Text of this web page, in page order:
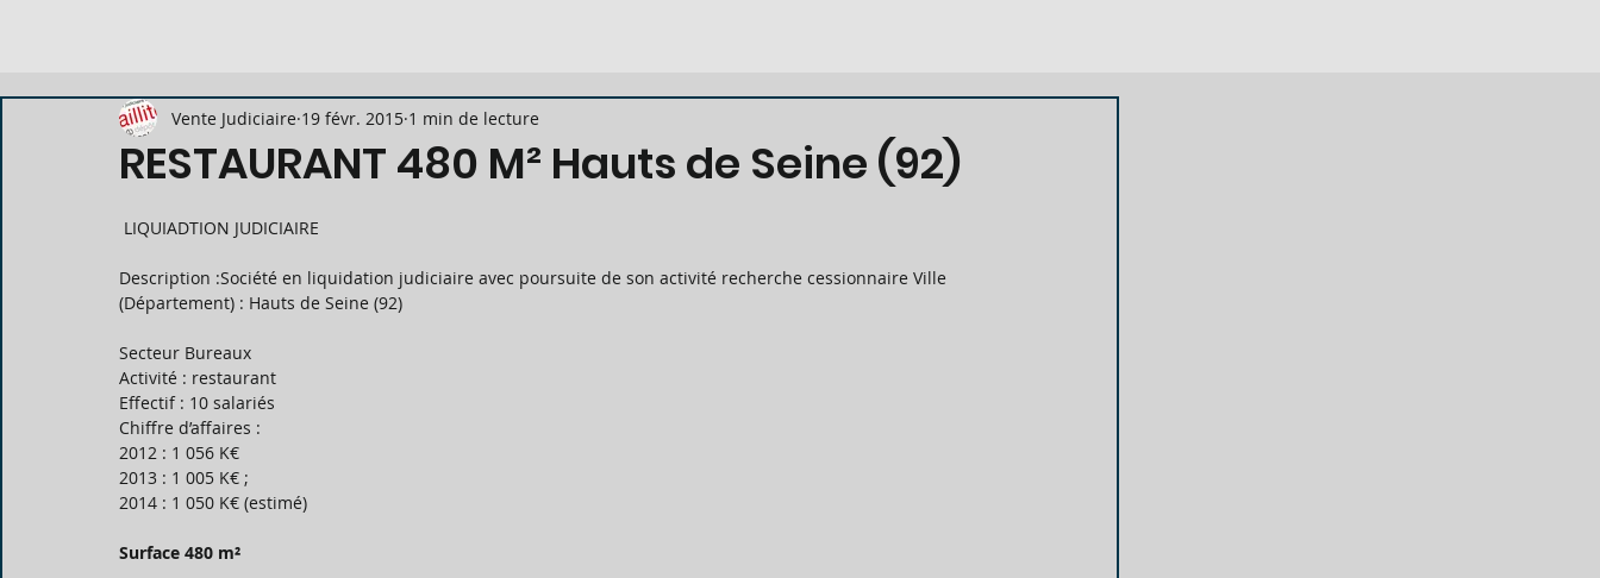
RESTAURANT 480 M² Hauts de Seine (92)
Vente Judiciaire 19 févr. 2015 1 min de lecture
LIQUIADTION JUDICIAIRE
Description :Société en liquidation judiciaire avec poursuite de son activité recherche cessionnaire Ville
(Département) : Hauts de Seine (92)
Secteur Bureaux
Activité : restaurant
Effectif : 10 salariés
Chiffre d’affaires :
2012 : 1 056 K€
2013 : 1 005 K€ ;
2014 : 1 050 K€ (estimé)
Surface 480 m²